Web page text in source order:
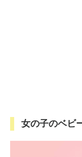
女の子のベビ